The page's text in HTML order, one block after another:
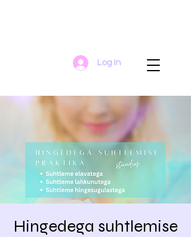
Log In
Hingedega suhtlemise